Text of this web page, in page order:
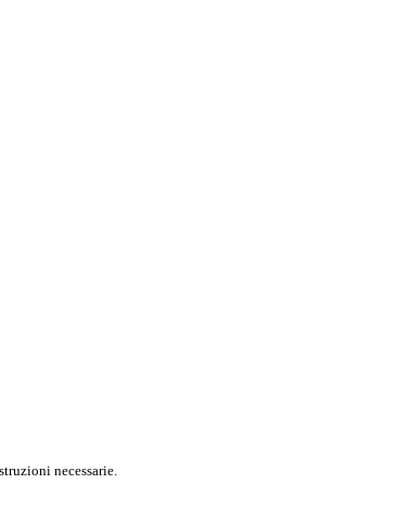
necessarie.